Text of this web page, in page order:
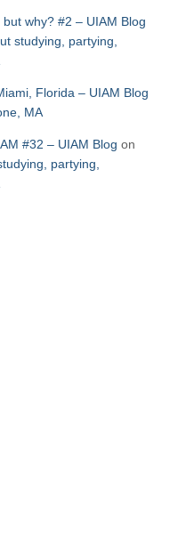
why? #2 – UIAM Blog
studying, partying,
Florida – UIAM Blog
MA
#32 – UIAM Blog on
partying,